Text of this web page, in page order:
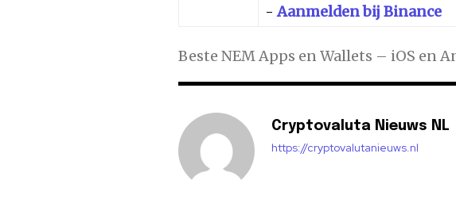
-Aanmelden bij Binance
Beste NEM Apps en Wallets – iOS en
Cryptovaluta Nieuws NL
https://cryptovalutanieuws.nl